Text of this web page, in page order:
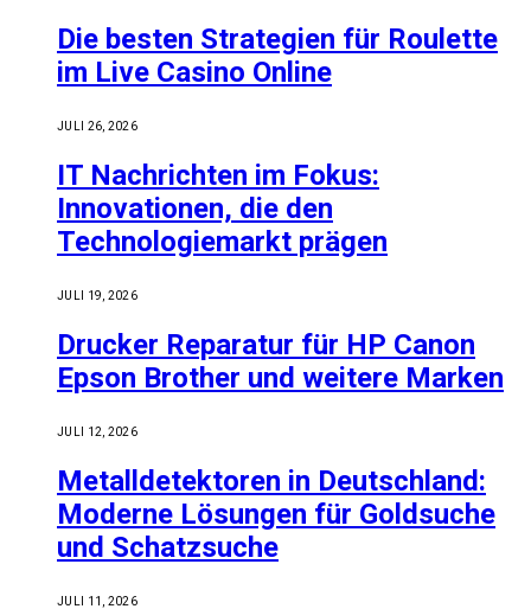
Die besten Strategien für Roulette
im Live Casino Online
JULI 26, 2026
IT Nachrichten im Fokus:
Innovationen, die den
Technologiemarkt prägen
JULI 19, 2026
Drucker Reparatur für HP Canon
Epson Brother und weitere Marken
JULI 12, 2026
Metalldetektoren in Deutschland:
Moderne Lösungen für Goldsuche
und Schatzsuche
JULI 11, 2026